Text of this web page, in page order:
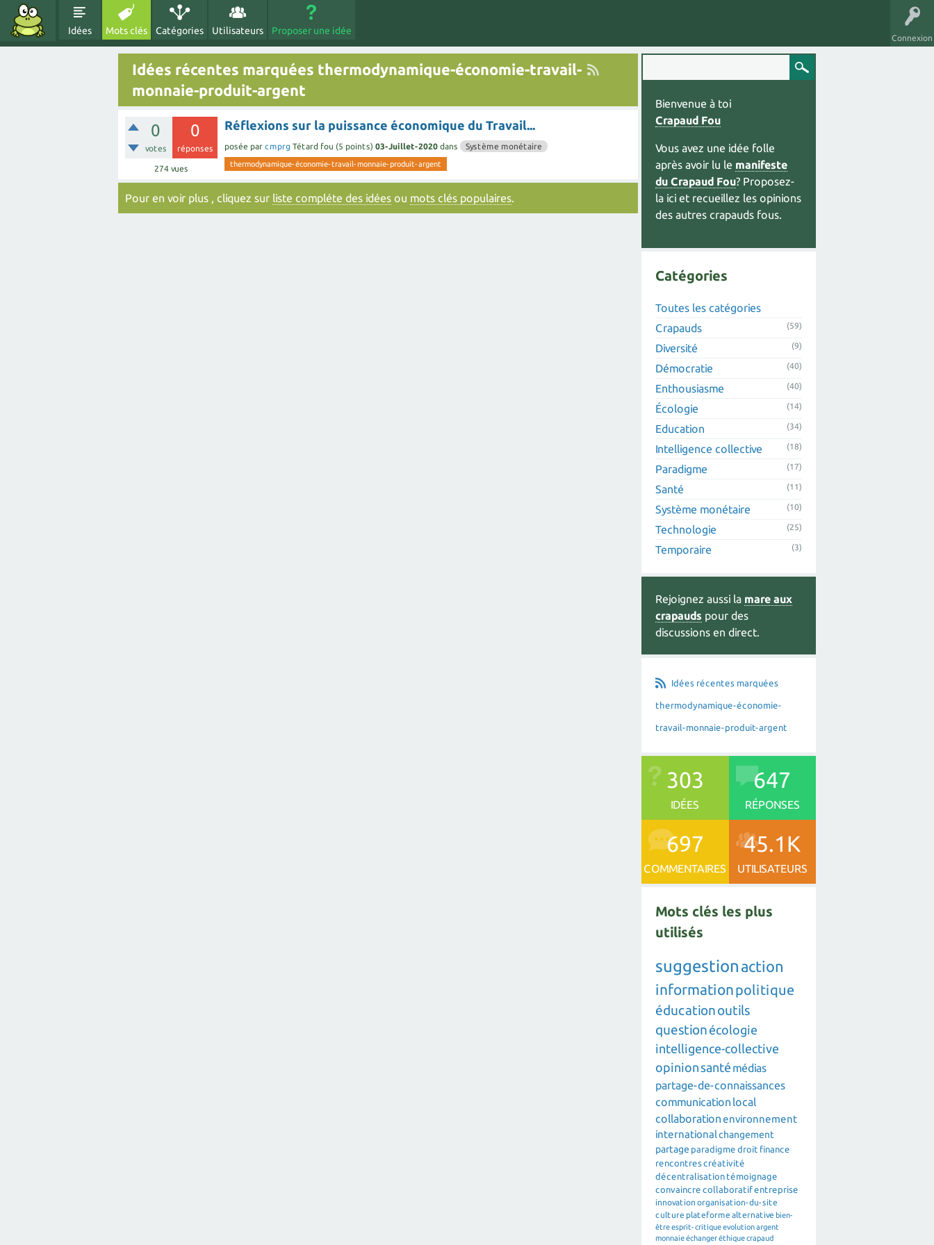
Connexion
Idées Mots clés Catégories Utilisateurs Proposer une idée
Idées récentes marquées thermodynamique-économie-travail-
monnaie-produit-argent
0
votes
0
réponses
274 vues
Réflexions sur la puissance économique du Travail...
posée par cmprg Tétard fou (5 points) 03-Juillet-2020 dans Système monétaire
thermodynamique-économie-travail-monnaie-produit-argent
Pour en voir plus , cliquez sur liste compléte des idées ou mots clés populaires.
Bienvenue à toi
Crapaud Fou
Vous avez une idée folle
après avoir lu le manifeste
du Crapaud Fou? Proposez-
la ici et recueillez les opinions
des autres crapauds fous.
Catégories
Toutes les catégories
Crapauds
(59)
Diversité (9)
Démocratie (40)
Enthousiasme (40)
Écologie (14)
Education (34)
Intelligence collective (18)
Paradigme (17)
Santé (11)
Système monétaire (10)
Technologie (25)
Temporaire (3)
Rejoignez aussi la mare aux
crapauds pour des
discussions en direct.
Idées récentes marquées
thermodynamique-économie-
travail-monnaie-produit-argent
303
IDÉES
647
RÉPONSES
697
COMMENTAIRES
45.1K
UTILISATEURS
Mots clés les plus
utilisés
suggestion action
informationpolitique
éducationoutils
question écologie
intelligence-collective
opinion santé médias
partage-de-connaissances
communication local
collaborationenvironnement
internationalchangement
partage paradigme droit finance
rencontrescréativité
décentralisation témoignage
convaincre collaboratifentreprise
innovation organisation-du-site
culture plateforme alternative bien-
êtreesprit-critiqueevolutionargent
monnaieéchangeréthiquecrapaud